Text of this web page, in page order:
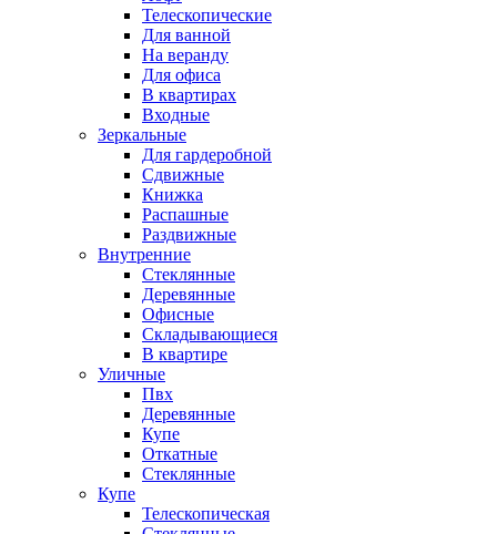
Телескопические
Для ванной
На веранду
Для офиса
В квартирах
Входные
Зеркальные
Для гардеробной
Сдвижные
Книжка
Распашные
Раздвижные
Внутренние
Стеклянные
Деревянные
Офисные
Складывающиеся
В квартире
Уличные
Пвх
Деревянные
Купе
Откатные
Стеклянные
Купе
Телескопическая